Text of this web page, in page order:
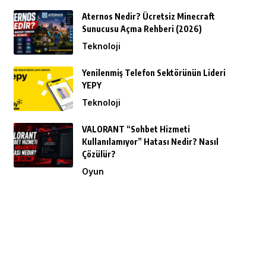
Aternos Nedir? Ücretsiz Minecraft
Sunucusu Açma Rehberi (2026)
Teknoloji
Yenilenmiş Telefon Sektörünün Lideri
YEPY
Teknoloji
VALORANT “Sohbet Hizmeti
Kullanılamıyor” Hatası Nedir? Nasıl
Çözülür?
Oyun